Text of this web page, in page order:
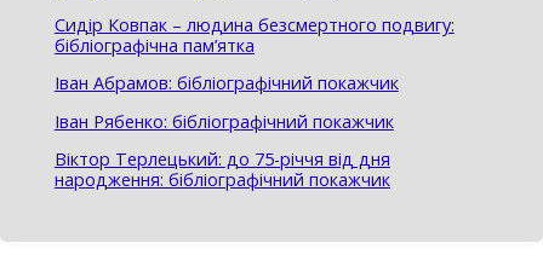
Сидір Ковпак – людина безсмертного подвигу:
бібліографічна пам’ятка
Іван Абрамов: бібліографічний покажчик
Іван Рябенко: бібліографічний покажчик
Віктор Терлецький: до 75-річчя від дня
народження: бібліографічний покажчик